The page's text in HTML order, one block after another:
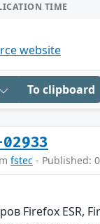
TIME
website
To clipboard
fstec - Published:
Firefox ESR,